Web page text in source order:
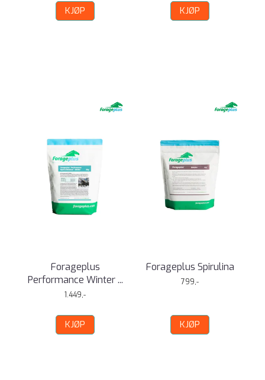
KJØP KJØP
Forageplus
Performance Winter ...
1.449,-
KJØP
Forageplus Spirulina
799,-
KJØP